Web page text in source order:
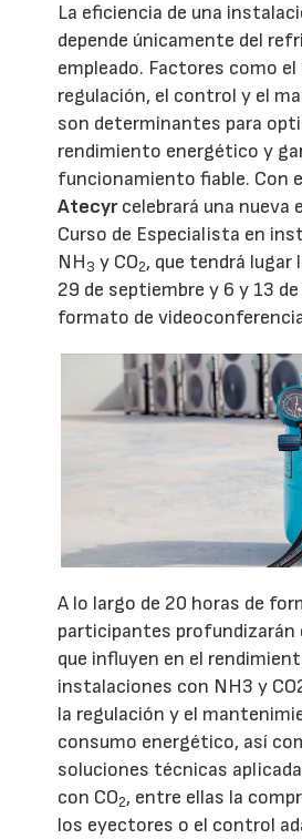
La eficiencia de una
depende únicamente del
empleado. Factores como el
regulación, el control y el
son determinantes para
rendimiento energético y
funcionamiento fiable. Con
Atecyrcelebrará una nueva
Curso de Especialista en
NH3 y CO2, que tendrá lugar
29 de septiembre y 6 y 13
formato de
A lo largo de 20 horas de
participantes
que influyen en el
instalaciones con NH3 y
la regulación y el
consumo energético, así
soluciones técnicas
con CO2, entre ellas la
los eyectores o el control